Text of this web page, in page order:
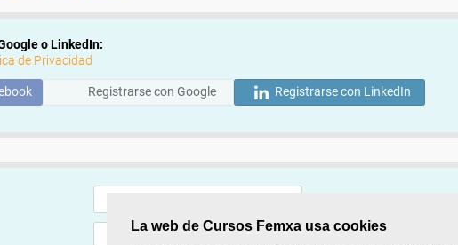
La web de Cursos Femxa usa cookies
o LinkedIn:
de Privacidad
Registrarse con Google Registrarse con LinkedIn
Mostrar